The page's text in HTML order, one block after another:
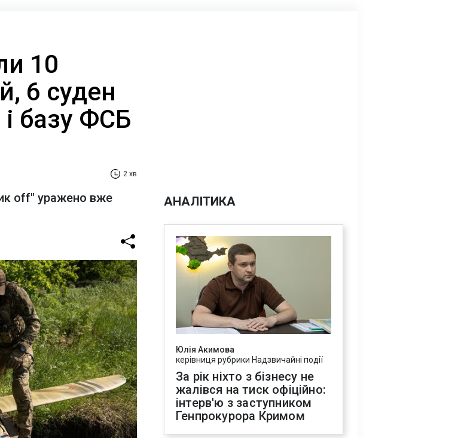
10
6 суден
і базу ФСБ
2 хв
off" уражено вже
АНАЛІТИКА
Юлія Акимова
керівниця рубрики Надзвичайні події
За рік ніхто з бізнесу не
жалівся на тиск офіційно:
інтерв'ю з заступником
Генпрокурора Кримом